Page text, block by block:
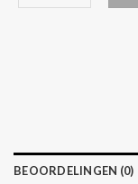
BEOORDELINGEN (0)